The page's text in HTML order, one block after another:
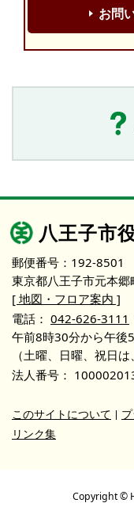
お問
八王子市
郵便番号：192-8501
東京都八王子市元本
[ 地図・フロア案内 ]
電話： 042-626-3111
午前8時30分から午後
（土曜、日曜、祝日は
法人番号：
このサイトについて
リンク集
Copyright ©